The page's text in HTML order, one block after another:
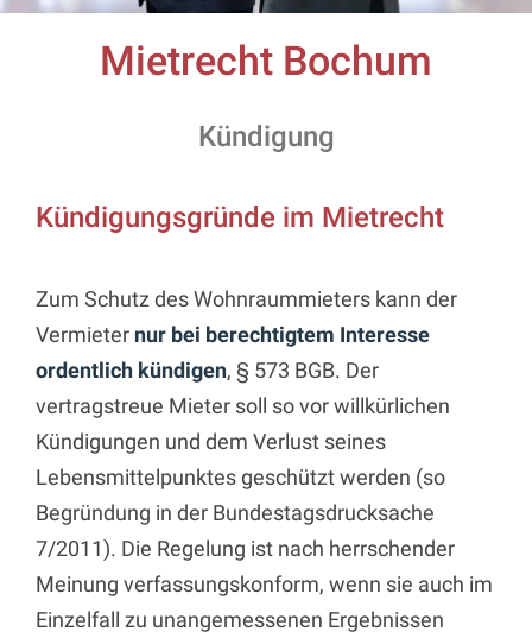
Mietrecht Bochum
Kündigung
Kündigungsgründe im Mietrecht
Zum Schutz des Wohnraummieters kann der
Vermieter nur bei berechtigtem Interesse
ordentlich kündigen, § 573 BGB. Der
vertragstreue Mieter soll so vor willkürlichen
Kündigungen und dem Verlust seines
Lebensmittelpunktes geschützt werden (so
Begründung in der Bundestagsdrucksache
7/2011). Die Regelung ist nach herrschender
Meinung verfassungskonform, wenn sie auch im
Einzelfall zu unangemessenen Ergebnissen